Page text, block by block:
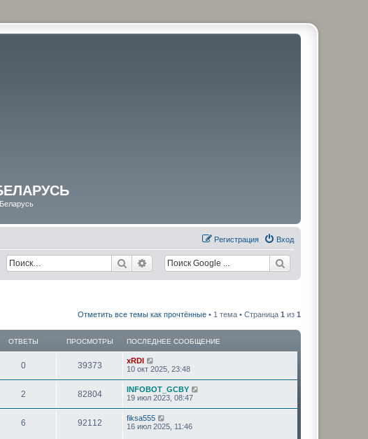
Вход
Регистрация
Поиск Расширенный поиск
Отметить все темы как прочтённые • 1 тема • Страница 1 из 1
ОТВЕТЫ ПРОСМОТРЫ ПОСЛЕДНЕЕ СООБЩЕНИЕ
0 39373
xRDI
10 окт 2025, 23:48
2 82804
INFOBOT_GCBY
19 июл 2023, 08:47
6 92112
fiksa555
16 июл 2025, 11:46